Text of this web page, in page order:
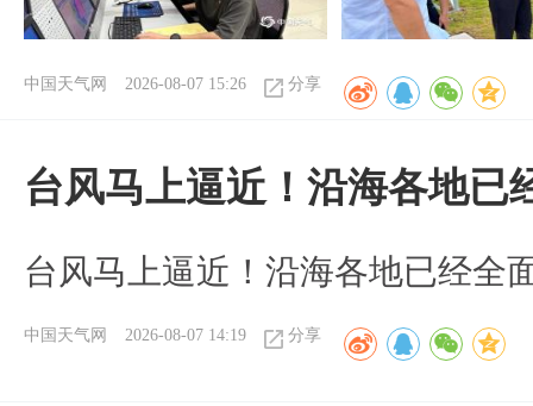
中国天气网 2026-08-07 15:26 分享
台风马上逼近！沿海各地已
台风马上逼近！沿海各地已经全
中国天气网 2026-08-07 14:19 分享